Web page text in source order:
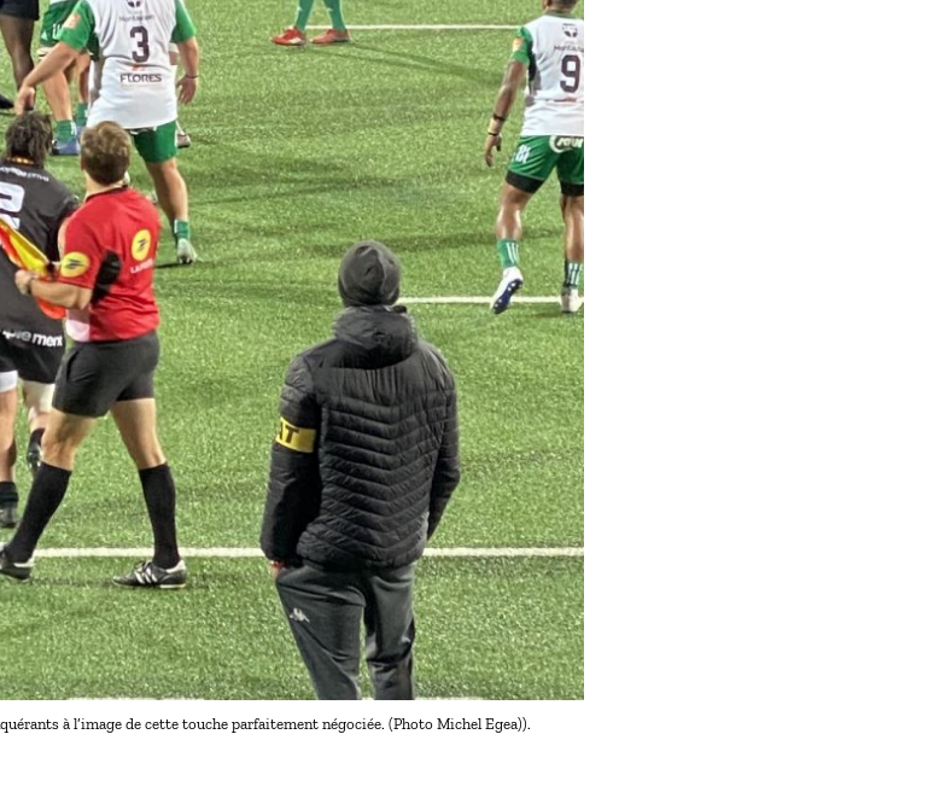
à l’image de cette touche parfaitement négociée. (Photo Michel Egea)).